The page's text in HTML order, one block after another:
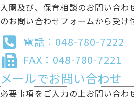
入園及び、保育相談のお問い合
のお問い合わせフォームから受け
電話：048-780-7222
FAX：048-780-7221
メールでお問い合わせ
必要事項をご入力の上お問い合わ